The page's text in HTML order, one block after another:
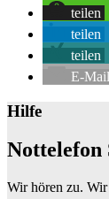
teilen
teilen
teilen
E-Mail
Hilfe
Nottelefon
Wir hören zu.